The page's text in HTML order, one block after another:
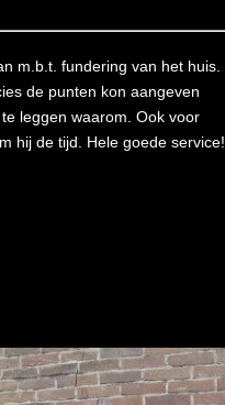
m.b.t. fundering van het huis.
de punten kon aangeven
leggen waarom. Ook voor
hij de tijd. Hele goede service!